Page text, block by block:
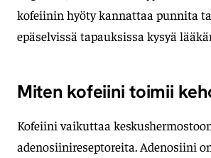
kofeiinin hyöty kannattaa punnita
epäselvissä tapauksissa kysyä
Miten kofeiini toimii
Kofeiini vaikuttaa
adenosiinireseptoreita. Adenosiini